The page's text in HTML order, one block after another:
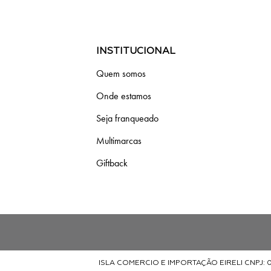
INSTITUCIONAL
Quem somos
Onde estamos
Seja franqueado
Multimarcas
Giftback
ISLA COMERCIO E IMPORTAÇÃO EIRELI